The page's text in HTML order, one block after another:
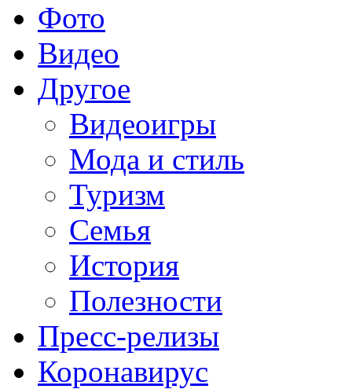
Фото
Видео
Другое
Видеоигры
Мода и стиль
Туризм
Семья
История
Полезности
Пресс-релизы
Коронавирус